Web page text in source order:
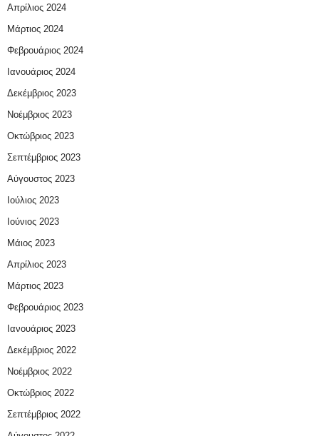
Απρίλιος 2024
Μάρτιος 2024
Φεβρουάριος 2024
Ιανουάριος 2024
Δεκέμβριος 2023
Νοέμβριος 2023
Οκτώβριος 2023
Σεπτέμβριος 2023
Αύγουστος 2023
Ιούλιος 2023
Ιούνιος 2023
Μάιος 2023
Απρίλιος 2023
Μάρτιος 2023
Φεβρουάριος 2023
Ιανουάριος 2023
Δεκέμβριος 2022
Νοέμβριος 2022
Οκτώβριος 2022
Σεπτέμβριος 2022